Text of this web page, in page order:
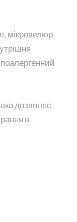
мікровелюр
дозволяє
в